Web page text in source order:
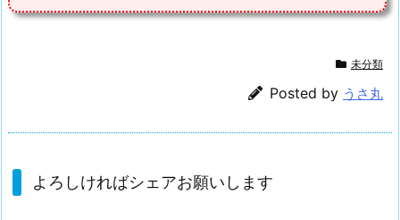
未分類
Posted by うさ丸
よろしければシェアお願いします